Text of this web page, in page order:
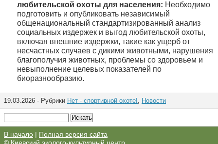
любительской охоты для населения: Необходимо
подготовить и опубликовать независимый
общенациональный стандартизированный анализ
социальных издержек и выгод любительской охоты,
включая внешние издержки, такие как ущерб от
несчастных случаев с дикими животными, нарушения
благополучия животных, проблемы со здоровьем и
невыполнение целевых показателей по
биоразнообразию.
19.03.2026 · Рубрики Нет - спортивной охоте!, Новости
В начало | Полная версия сайта